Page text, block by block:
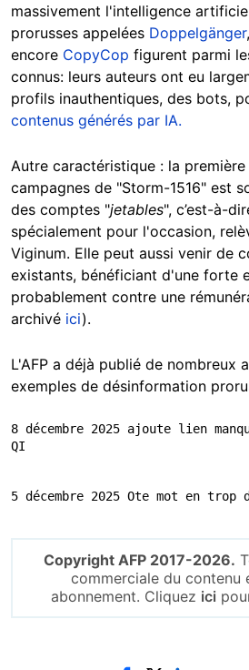
massivement l'intelligence
prorusses appelées Doppelgänger,
encore CopyCop figurent parmi
connus: leurs auteurs ont eu
profils inauthentiques, des bots,
contenus générés par IA.
Autre caractéristique : la
campagnes de "Storm-1516" est
des comptes "jetables", c’est-à-
spécialement pour l'occasion,
Viginum. Elle peut aussi venir de
existants, bénéficiant d'une forte
probablement contre une
archivé ici).
L'AFP a déjà publié de nombreux
exemples de désinformation
8 décembre 2025 ajoute lien
QI
5 décembre 2025 Ote mot en
Copyright AFP 2017-2026.
commerciale du contenu
abonnement. Cliquez ici